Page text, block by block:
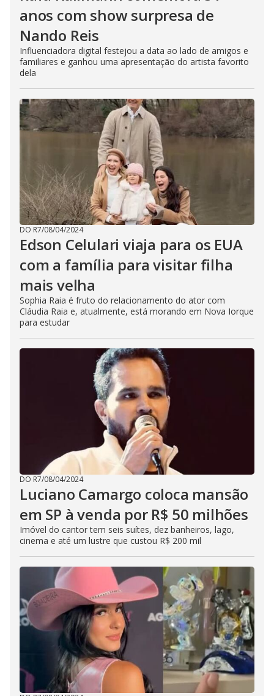
anos com show surpresa de
Nando Reis
Influenciadora digital festejou a data ao lado de amigos e
familiares e ganhou uma apresentação do artista favorito
dela
DO R7/08/04/2024
Edson Celulari viaja para os EUA
com a família para visitar filha
mais velha
Sophia Raia é fruto do relacionamento do ator com
Cláudia Raia e, atualmente, está morando em Nova Iorque
para estudar
DO R7/08/04/2024
Luciano Camargo coloca mansão
em SP à venda por R$ 50 milhões
Imóvel do cantor tem seis suítes, dez banheiros, lago,
cinema e até um lustre que custou R$ 200 mil